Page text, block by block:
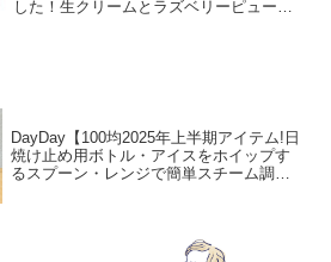
した！生クリームとラズベリーピュール
DayDay【100均2025年上半期アイテム!日
焼け止め用ボトル・アイスをホイップす
るスプーン・レンジで簡単スチーム調理